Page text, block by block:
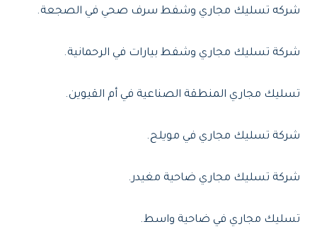
شركه تسليك مجاري وشفط سرف صحي في الصجعة.
شركة تسليك مجاري وشفط بيارات في الرحمانية.
تسليك مجاري المنطقة الصناعية في أم القيوين.
شركة تسليك مجاري في مويلح.
شركة تسليك مجاري ضاحية مغيدر.
تسليك مجاري في ضاحية واسط.